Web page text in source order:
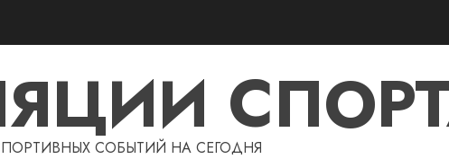
СОБЫТИЙ НА СЕГОДНЯ